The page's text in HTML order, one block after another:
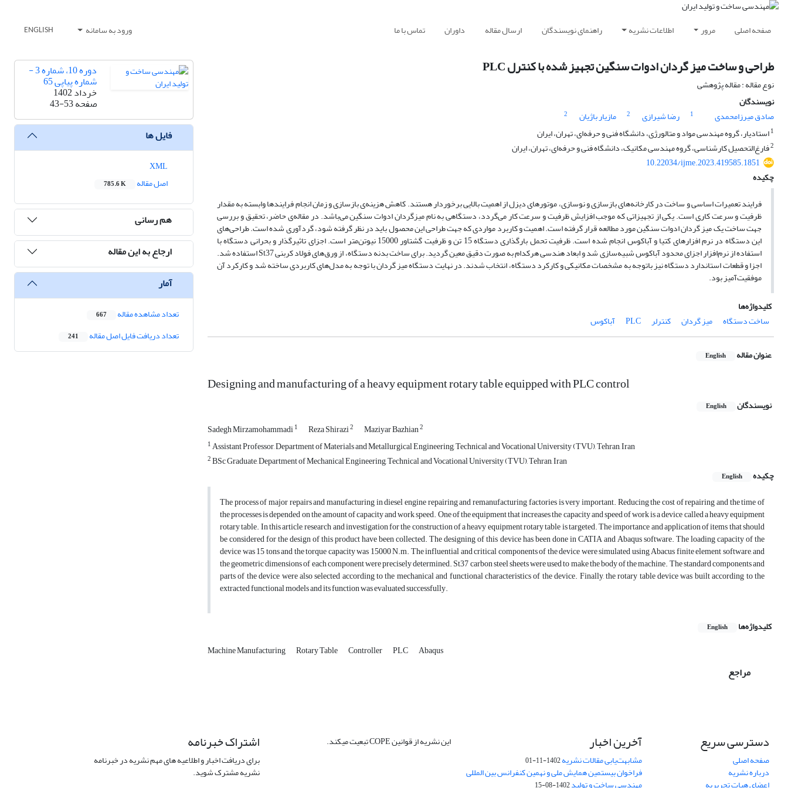
صفحه اصلی مرور اطلاعات نشریه راهنمای نویسندگان ارسال مقاله داوران تماس با ما ورود به سامانه ENGLISH
طراحی و ساخت میز گردان ادوات سنگین تجهیز شده با کنترل PLC
نوع مقاله : مقاله پژوهشی
نویسندگان
صادق میرزامحمدی
1 رضا شیرازی 2 مازیار باژیان
2
1استادیار، گروه مهندسی مواد و متالورژی، دانشگاه فنی و حرفه‌ای، تهران، ایران
2فارغ‌التحصیل کارشناسی، گروه مهندسی مکانیک، دانشگاه فنی و حرفه‌ای، تهران، ایران
10.22034/ijme.2023.419585.1851
چکیده
فرایند تعمیرات اساسی و ساخت در کارخانه‌های بازسازی و نوسازی، موتورهای دیزل از اهمیت بالایی برخوردار هستند. کاهش هزینه‌ی بازسازی و زمان انجام فرایند‌ها وابسته به مقدار
ظرفیت و سرعت ‌کاری است. یکی از تجهیزاتی که موجب افزایش ظرفیت و سرعت کار می‌گردد، دستگاهی به نام میزگردان ادوات سنگین می‌باشد. در مقاله‌ی حاضر، تحقیق و بررسی
جهت ساخت یک میز گردان ادوات سنگین مورد مطالعه قرار گرفته‌ است. اهمیت و کاربرد مواردی که جهت طراحی این محصول باید در نظر گرفته ‌شود، گردآوری شده ‌است. طراحی‌های
این دستگاه در نرم افزارهای کتیا و آباکوس انجام شده ‌است. ظرفیت تحمل بارگذاری دستگاه 15 تن و ظرفیت گشتاور 15000 نیوتن‌متر است. اجزای تاثیرگذار و بحرانی دستگاه با
استفاده از نرم‌افزار اجزای محدود آباکوس شبیه‌سازی شد و ابعاد هندسی هرکدام به صورت دقیق معین گردید. برای ساخت بدنه دستگاه، از ورق‌های فولاد کربنی St37 استفاده شد.
اجزا و قطعات استاندارد دستگاه نیز باتوجه به مشخصات مکانیکی و کارکرد دستگاه، انتخاب شدند. در نهایت دستگاه میز گردان با توجه به مدل‌های کاربردی ساخته‌ شد و کارکرد آن
موفقیت‌آمیز بود.
کلیدواژه‌ها
ساخت دستگاه
میز گردان کنترلر PLC آباکوس
عنوان مقاله English
Designing and manufacturing of a heavy equipment rotary table equipped with PLC control
نویسندگان English
Sadegh Mirzamohammadi1 Reza Shirazi2 Maziyar Bazhian2
1Assistant Professor, Department of Materials and Metallurgical Engineering, Technical and Vocational University (TVU), Tehran, Iran
2BSc Graduate, Department of Mechanical Engineering, Technical and Vocational University (TVU), Tehran, Iran
چکیده
English
The process of major repairs and manufacturing in diesel engine repairing and remanufacturing factories is very important. Reducing the cost of repairing and the time of
the processes is depended on the amount of capacity and work speed. One of the equipment that increases the capacity and speed of work is a device called a heavy equipment
rotary table. In this article, research and investigation for the construction of a heavy equipment rotary table is targeted. The importance and application of items that should
be considered for the design of this product have been collected. The designing of this device has been done in CATIA and Abaqus software. The loading capacity of the
device was 15 tons and the torque capacity was 15000 N.m. The influential and critical components of the device were simulated using Abacus finite element software, and
the geometric dimensions of each component were precisely determined. St37 carbon steel sheets were used to make the body of the machine. The standard components and
parts of the device were also selected according to the mechanical and functional characteristics of the device. Finally, the rotary table device was built according to the
extracted functional models and its function was evaluated successfully.
کلیدواژه‌ها English
Machine Manufacturing Rotary Table Controller PLC Abaqus
مراجع
دوره 10، شماره 3 -
شماره پیاپی 65
خرداد 1402
صفحه43-53
فایل ها
اصل مقاله
785.6 K
هم رسانی
ارجاع به این مقاله
آمار
تعداد مشاهده مقاله 667
تعداد دریافت فایل اصل مقاله 241
دسترسی سریع
صفحه اصلی
درباره نشریه
آخرین اخبار
مشابهت‌یابی مقالات نشریه1402-11-01
فراخوان بیستمین همایش ملی و نهمین کنفرانس بین المللی
این نشریه از قوانین COPE تبعیت میکند. اشتراک خبرنامه
برای دریافت اخبار و اطلاعیه های مهم نشریه در خبرنامه
نشریه مشترک شوید.